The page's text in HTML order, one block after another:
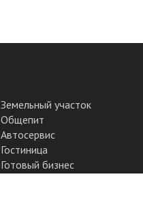
Земельный участок
Общепит
Автосервис
Гостиница
Готовый бизнес